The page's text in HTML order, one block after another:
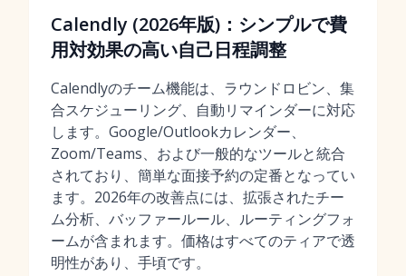
Calendly (2026年版)：シンプルで費
用対効果の高い自己日程調整
Calendlyのチーム機能は、ラウンドロビン、集
合スケジューリング、自動リマインダーに対応
します。Google/Outlookカレンダー、
Zoom/Teams、および一般的なツールと統合
されており、簡単な面接予約の定番となってい
ます。2026年の改善点には、拡張されたチー
ム分析、バッファールール、ルーティングフォ
ームが含まれます。価格はすべてのティアで透
明性があり、手頃です。